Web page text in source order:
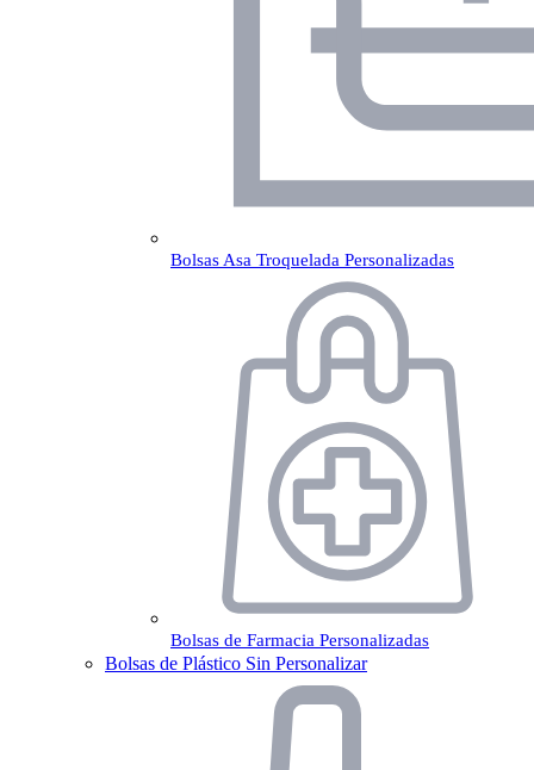
Bolsas Asa Troquelada Personalizadas
Bolsas de Farmacia Personalizadas
Bolsas de Plástico Sin Personalizar